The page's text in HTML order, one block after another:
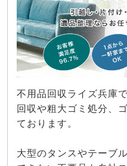
不用品回収ライズ兵庫
回収や粗大ゴミ処分、
ております。
大型のタンスやテーブ